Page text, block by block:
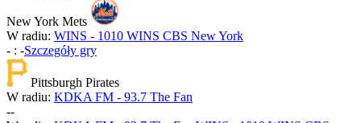
New York Mets
W radiu: WINS - 1010 WINS CBS New York
- : -Szczegóły gry
Pittsburgh Pirates
W radiu: KDKA FM - 93.7 The Fan
--